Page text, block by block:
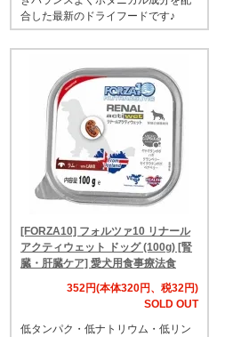
合した最新のドライフードです♪
[FORZA10] フォルツァ10 リナール
アクティウェット ドッグ (100g) [腎
臓・肝臓ケア] 愛犬用食事療法食
352円(本体320円、税32円)
SOLD OUT
低タンパク・低ナトリウム・低リン